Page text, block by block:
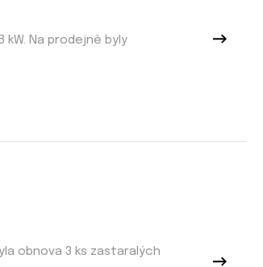
Na prodejně byly
obnova 3 ks zastaralých